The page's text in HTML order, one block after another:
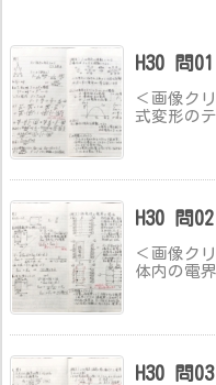
H30 問01
＜画像ク
式変形の
H30 問02
＜画像ク
体内の電界
H30 問03